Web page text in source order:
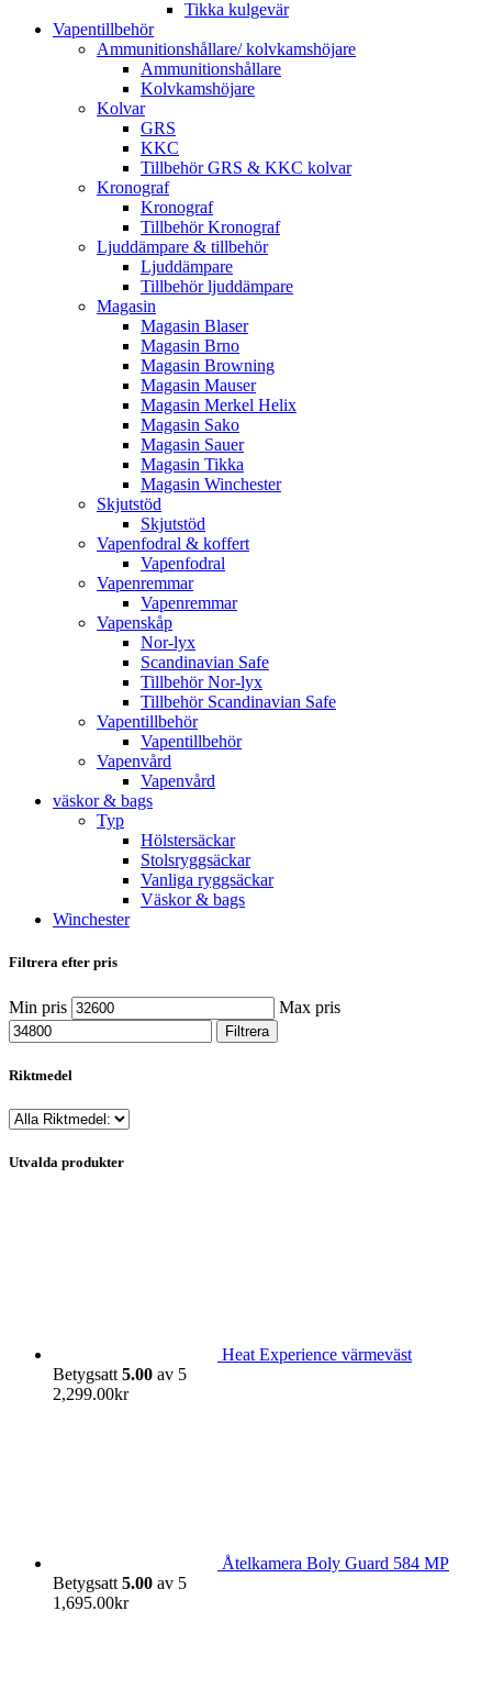
Tikka kulgevär
Vapentillbehör
Ammunitionshållare/ kolvkamshöjare
Ammunitionshållare
Kolvkamshöjare
Kolvar
GRS
KKC
Tillbehör GRS & KKC kolvar
Kronograf
Kronograf
Tillbehör Kronograf
Ljuddämpare & tillbehör
Ljuddämpare
Tillbehör ljuddämpare
Magasin
Magasin Blaser
Magasin Brno
Magasin Browning
Magasin Mauser
Magasin Merkel Helix
Magasin Sako
Magasin Sauer
Magasin Tikka
Magasin Winchester
Skjutstöd
Skjutstöd
Vapenfodral & koffert
Vapenfodral
Vapenremmar
Vapenremmar
Vapenskåp
Nor-lyx
Scandinavian Safe
Tillbehör Nor-lyx
Tillbehör Scandinavian Safe
Vapentillbehör
Vapentillbehör
Vapenvård
Vapenvård
väskor & bags
Typ
Hölstersäckar
Stolsryggsäckar
Vanliga ryggsäckar
Väskor & bags
Winchester
Filtrera efter pris
Min pris Max pris
Filtrera
Riktmedel
Utvalda produkter
Heat Experience värmeväst
Betygsatt 5.00 av 5
2,299.00kr
Åtelkamera Boly Guard 584 MP
Betygsatt 5.00 av 5
1,695.00kr